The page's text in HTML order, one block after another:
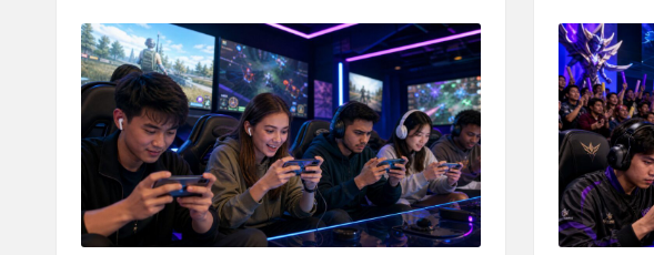
g
a